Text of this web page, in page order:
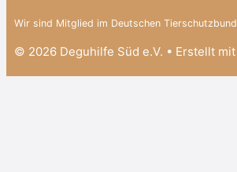
Wir sind Mitglied im Deutschen Tierschutzbund
© 2026 Deguhilfe Süd e.V. • Erstellt mit